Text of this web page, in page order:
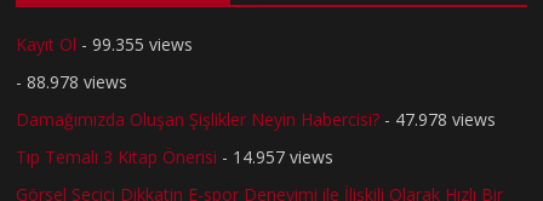
Kayıt Ol - 99.355 views
- 88.978 views
Damağımızda Oluşan Şişlikler Neyin Habercisi? - 47.978 views
Tıp Temalı 3 Kitap Önerisi - 14.957 views
Görsel Seçici Dikkatin E-spor Deneyimi ile İlişkili Olarak Hızlı Bir